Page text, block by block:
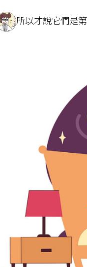
所以才說它們是